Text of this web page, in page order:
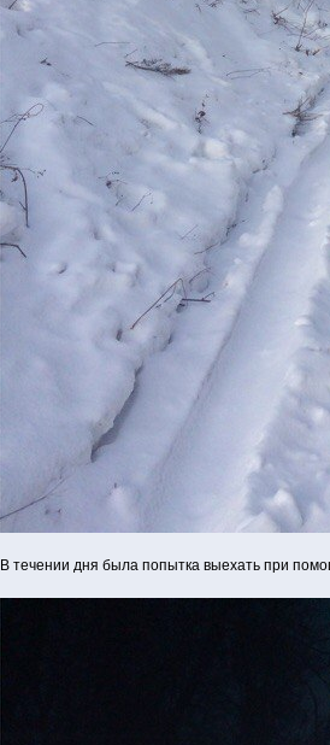
В течении дня была попытка выехать при